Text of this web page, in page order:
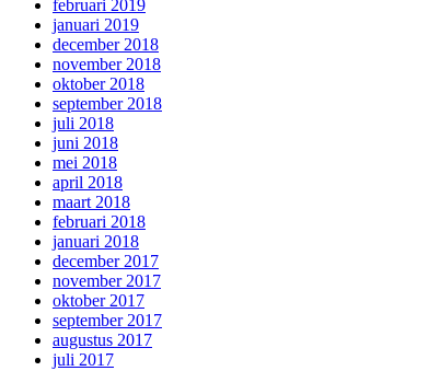
februari 2019
januari 2019
december 2018
november 2018
oktober 2018
september 2018
juli 2018
juni 2018
mei 2018
april 2018
maart 2018
februari 2018
januari 2018
december 2017
november 2017
oktober 2017
september 2017
augustus 2017
juli 2017